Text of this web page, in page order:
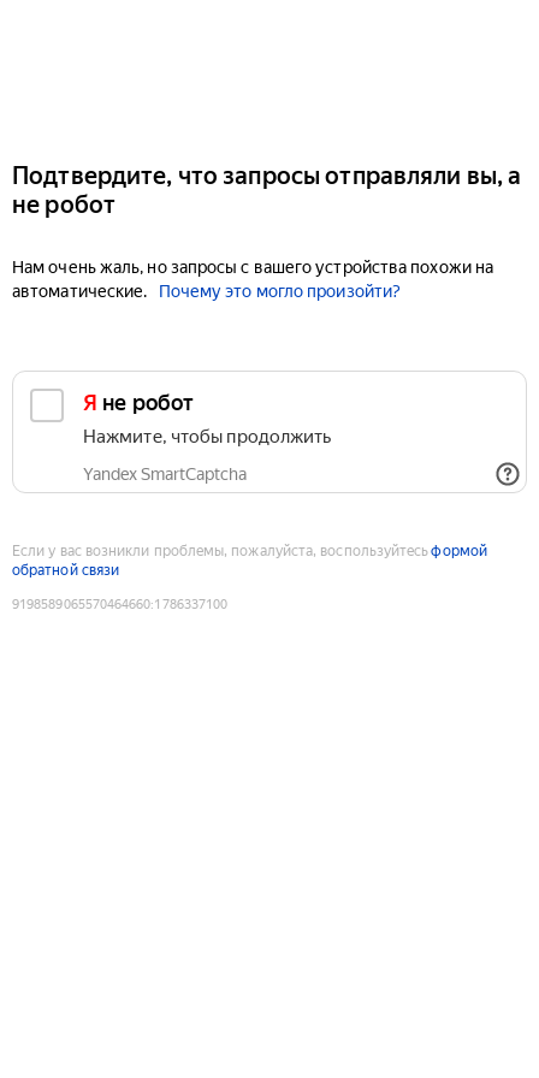
Подтвердите, что запросы отправляли вы, а
не робот
Нам очень жаль, но запросы с вашего устройства похожи на
автоматические.
Почему это могло произойти?
Я не робот
Нажмите, чтобы продолжить
Yandex SmartCaptcha
Если у вас возникли проблемы, пожалуйста, воспользуйтесьформой
обратной связи
9198589065570464660:1786337100